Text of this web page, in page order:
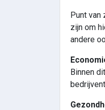
Punt van
zijn om
andere
Binnen